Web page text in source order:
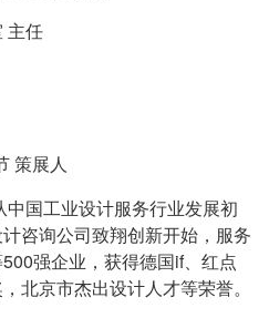
主任
策展人
国工业设计服务行业发展初
咨询公司致翔创新开始，服务
强企业，获得德国if、红点
北京市杰出设计人才等荣誉。